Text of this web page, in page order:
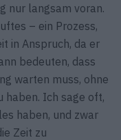
nur langsam voran.
– ein Prozess,
in Anspruch, da er
bedeuten, dass
warten muss, ohne
haben. Ich sage oft,
haben, und zwar
Zeit zu